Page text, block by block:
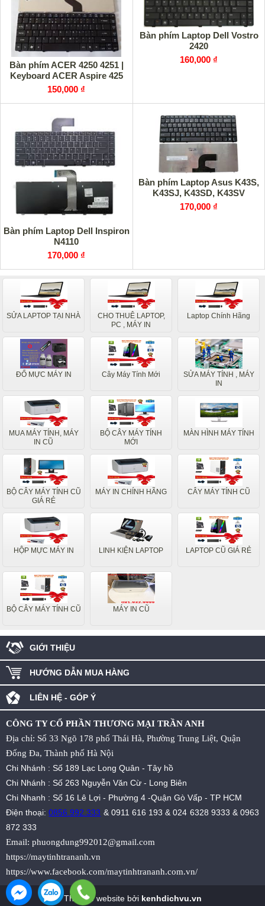
Bàn phím ACER 4250 4251 |
Keyboard ACER Aspire 425
150,000 ₫
Bàn phím Laptop Dell Vostro
2420
160,000 ₫
Bàn phím Laptop Dell Inspiron
N4110
170,000 ₫
Bàn phím Laptop Asus K43S,
K43SJ, K43SD, K43SV
170,000 ₫
SỬA LAPTOP TẠI NHÀ
CHO THUÊ LAPTOP,
PC , MÁY IN
Laptop Chính Hãng
ĐỔ MỰC MÁY IN Cây Máy Tính Mới
SỬA MÁY TÍNH , MÁY
IN
MUA MÁY TÍNH, MÁY
IN CŨ
BỘ CÂY MÁY TÍNH
MỚI
MÀN HÌNH MÁY TÍNH
BỘ CÂY MÁY TÍNH CŨ
GIÁ RẺ
MÁY IN CHÍNH HÃNG CÂY MÁY TÍNH CŨ
HỘP MỰC MÁY IN LINH KIỆN LAPTOP LAPTOP CŨ GIÁ RẺ
BỘ CÂY MÁY TÍNH CŨ MÁY IN CŨ
GIỚI THIỆU
HƯỚNG DẪN MUA HÀNG
LIÊN HỆ - GÓP Ý
CÔNG TY CỔ PHẦN THƯƠNG MẠI TRẦN ANH
Địa chỉ: Số 33 Ngõ 178 phố Thái Hà, Phường Trung Liệt, Quận
Đống Đa, Thành phố Hà Nội
Chi Nhánh : Số 189 Lạc Long Quân - Tây hồ
Chi Nhánh : Số 263 Nguyễn Văn Cừ - Long Biên
Chi Nhanh : Số 16 Lê Lợi - Phường 4 -Quận Gò Vấp - TP HCM
Điện thoại:0856.992.333 & 0911 616 193 &024 6328 9333 &0963
872 333
Email: phuongdung992012@gmail.com
https://maytinhtrananh.vn
https://www.facebook.com/maytinhtrananh.com.vn/
Thiết kế website bởi kenhdichvu.vn